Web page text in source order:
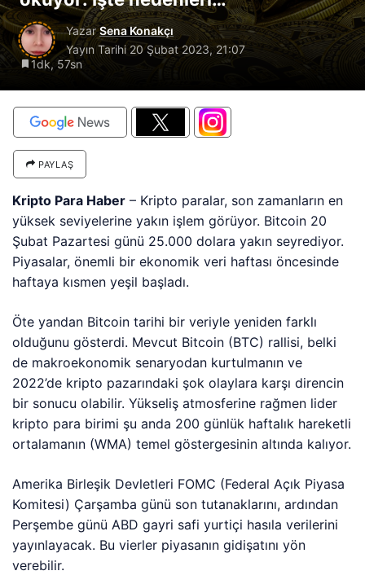
YazarSena Konakçı
Yayın Tarihi 20 Şubat 2023, 21:07
1dk, 57sn
PAYLAŞ
Kripto Para Haber – Kripto paralar, son zamanların en
yüksek seviyelerine yakın işlem görüyor. Bitcoin 20
Şubat Pazartesi günü 25.000 dolara yakın seyrediyor.
Piyasalar, önemli bir ekonomik veri haftası öncesinde
haftaya kısmen yeşil başladı.
Öte yandan Bitcoin tarihi bir veriyle yeniden farklı
olduğunu gösterdi. Mevcut Bitcoin (BTC) rallisi, belki
de makroekonomik senaryodan kurtulmanın ve
2022’de kripto pazarındaki şok olaylara karşı direncin
bir sonucu olabilir. Yükseliş atmosferine rağmen lider
kripto para birimi şu anda 200 günlük haftalık hareketli
ortalamanın (WMA) temel göstergesinin altında kalıyor.
Amerika Birleşik Devletleri FOMC (Federal Açık Piyasa
Komitesi) Çarşamba günü son tutanaklarını, ardından
Perşembe günü ABD gayri safi yurtiçi hasıla verilerini
yayınlayacak. Bu vierler piyasanın gidişatını yön
verebilir.